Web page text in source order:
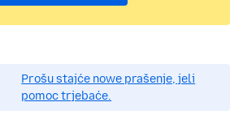
Prošu stajće nowe prašenje, jeli
pomoc trjebaće.